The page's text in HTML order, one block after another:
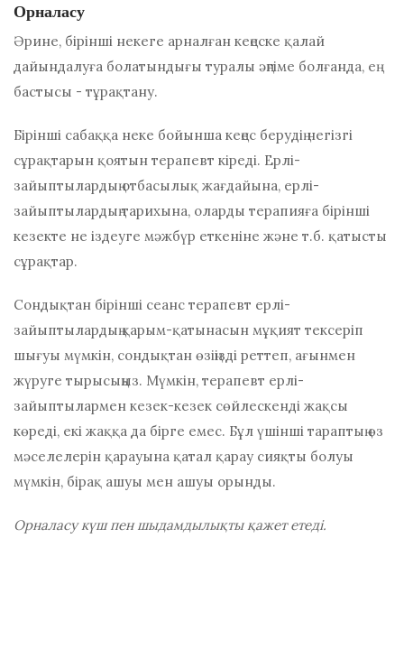
Орналасу
Әрине, бірінші некеге арналған кеңеске қалай
дайындалуға болатындығы туралы әңгіме болғанда, ең
бастысы - тұрақтану.
Бірінші сабаққа неке бойынша кеңес берудің негізгі
сұрақтарын қоятын терапевт кіреді. Ерлі-
зайыптылардың отбасылық жағдайына, ерлі-
зайыптылардың тарихына, оларды терапияға бірінші
кезекте не іздеуге мәжбүр еткеніне және т.б. қатысты
сұрақтар.
Сондықтан бірінші сеанс терапевт ерлі-
зайыптылардың қарым-қатынасын мұқият тексеріп
шығуы мүмкін, сондықтан өзіңізді реттеп, ағынмен
жүруге тырысыңыз. Мүмкін, терапевт ерлі-
зайыптылармен кезек-кезек сөйлескенді жақсы
көреді, екі жаққа да бірге емес. Бұл үшінші тараптың өз
мәселелерін қарауына қатал қарау сияқты болуы
мүмкін, бірақ ашуы мен ашуы орынды.
Орналасу күш пен шыдамдылықты қажет етеді.